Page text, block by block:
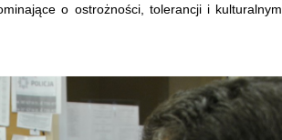
o ostrożności, tolerancji i kulturalnym